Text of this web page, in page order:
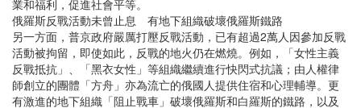
業和福利，促進社會平等。
俄羅斯反戰活動未曾止息 有地下組織破壞俄羅斯鐵路
另一方面，普京政府嚴厲打壓反戰活動，已有超過2萬人因參加反戰
活動被拘留，即使如此，反戰的地火仍在燃燒。例如，「女性主義
反戰抵抗」、「黑衣女性」等組織繼續進行快閃式抗議；由人權律
師創立的團體「方舟」亦為流亡的俄國人提供住宿和心理輔導。更
有激進的地下組織「阻止戰車」破壞俄羅斯和白羅斯的鐵路，以及